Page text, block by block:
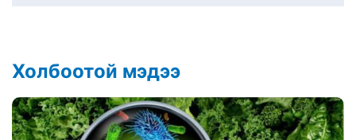
Холбоотой мэдээ